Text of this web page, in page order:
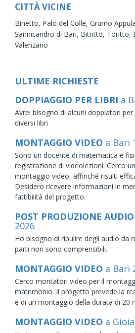
CITTÀ VICINE
Binetto, Palo del Colle, Grumo
Sannicandro di Bari, Bitritto, Toritto,
Valenzano
ULTIME RICHIESTE
DOPPIAGGIO PER LIBRI a
Avrei bisogno di alcuni doppiatori
diversi libri
MONTAGGIO VIDEO a Bari
Sono un docente di matematica e
registrazione di videolezioni. Cerco
montaggio video, affinché risulti
Desidero ricevere informazioni in
fattibilità del progetto.
POST PRODUZIONE AUDIO
2026
Ho bisogno di ripulire degli audio da
parti non sono comprensibili.
MONTAGGIO VIDEO a Bari
Cerco montatori video per il
matrimonio. Il progetto prevede la
e di un montaggio della durata di 20
MONTAGGIO VIDEO a